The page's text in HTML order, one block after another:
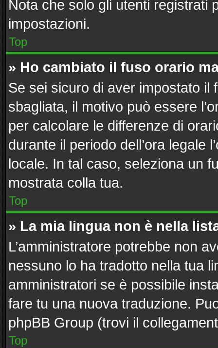
Nota che solo gli utenti registrati
impostazioni.
Top
» Ho cambiato il fuso orario
Se sei sicuro di aver impostato il
sbagliata, il motivo può essere
per calcolare le differenze di
durante il periodo dell’ora legale
locale. In tal caso, seleziona un
mostrata colla tua.
Top
» La mia lingua non è nella
L’amministratore potrebbe non
nessuno lo ha tradotto nella tua
amministratori se è possibile
fare tu una nuova traduzione.
phpBB Group (trovi il
Top